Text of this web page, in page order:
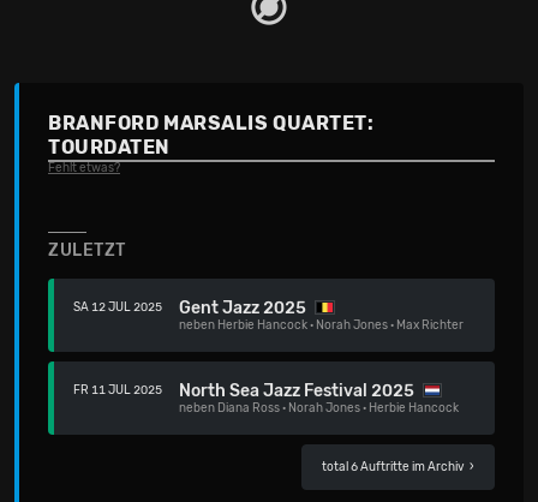
BRANFORD MARSALIS QUARTET:
TOURDATEN
Fehlt etwas?
ZULETZT
SA 12 JUL 2025 Gent Jazz 2025
neben Herbie Hancock· Norah Jones· Max Richter
FR 11 JUL 2025 North Sea Jazz Festival 2025
neben Diana Ross· Norah Jones· Herbie Hancock
total 6 Auftritte im Archiv ›